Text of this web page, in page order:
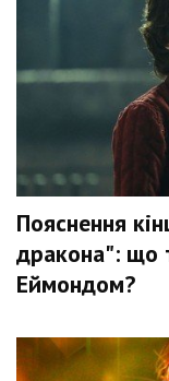
Пояснення
дракона": що
Еймондом?